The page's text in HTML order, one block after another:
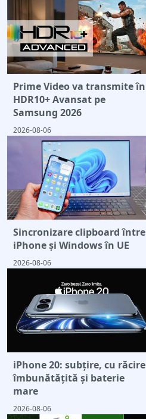
Prime Video va transmite în
HDR10+ Avansat pe
Samsung 2026
2026-08-06
Sincronizare clipboard între
iPhone și Windows în UE
2026-08-06
iPhone 20: subțire, cu răcire
îmbunătățită și baterie
mare
2026-08-06